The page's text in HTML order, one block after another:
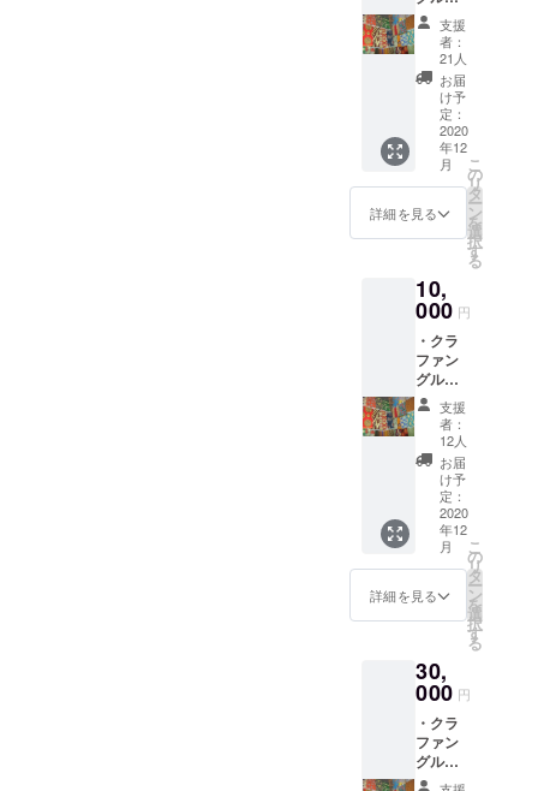
プご招
待 ・ル
ワンダ
グッズ
・帰国
会の招
記のリ
ターン
の権利
の有効
期限は
いづれ
年4月
~2021
年8月ま
でに
なって
いま
す。 過
ぎてし
まった
場合は
ご相談
くださ
い。
支援
者：
21人
お届
け予
定：
2020
年12
月
詳細を見る
こ
の
リ
タ
ー
ン
を
選
択
す
る
10,
000 円
・クラ
ファン
グルー
プご招
待 ・ル
ワンダ
グッズ
セット
・帰国
会の招
記のリ
ターン
の権利
の有効
期限は
も2020
年4月
~2021
年8月ま
でに
なって
いま
支援
者：
12人
お届
け予
定：
2020
年12
月
詳細を見る
こ
の
リ
タ
ー
ン
を
選
択
す
る
30,
000 円
・クラ
ファン
グルー
プご招